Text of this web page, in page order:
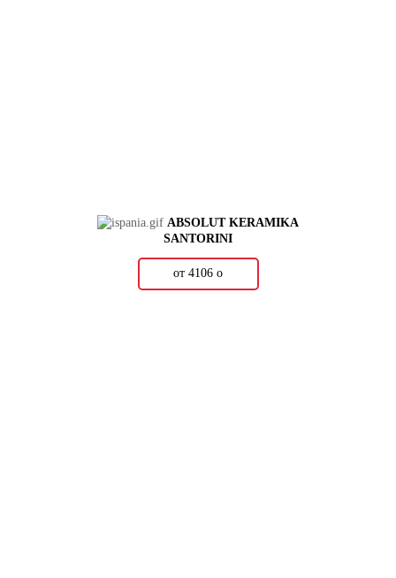
ABSOLUT KERAMIKA
SANTORINI
от 4106 о